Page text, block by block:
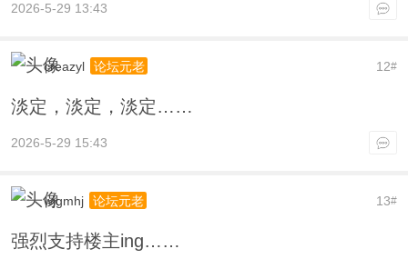
2026-5-29 13:43
12#
creazyl 论坛元老
淡定，淡定，淡定……
2026-5-29 15:43
13#
wjgmhj 论坛元老
强烈支持楼主ing……